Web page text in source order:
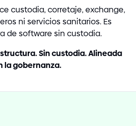
custodia, corretaje, exchange,
ni servicios sanitarios. Es
de software sin custodia.
Sin custodia. Alineada
la gobernanza.